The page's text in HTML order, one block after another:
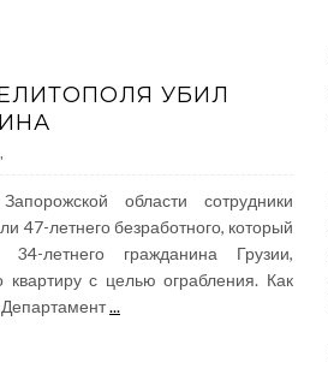
УБИЛ
области сотрудники
47-летнего безработного, который
летнего гражданина Грузии,
квартиру с целью ограбления. Как
...